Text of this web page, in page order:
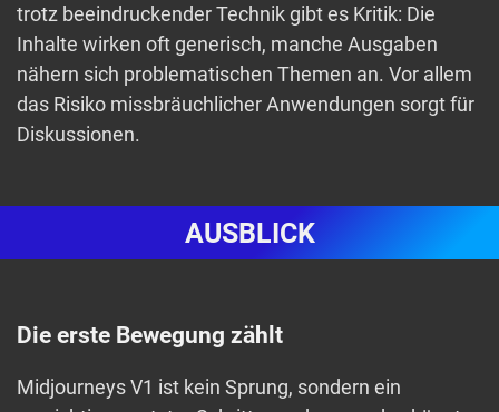
trotz beeindruckender Technik gibt es Kritik: Die
Inhalte wirken oft generisch, manche Ausgaben
nähern sich problematischen Themen an. Vor allem
das Risiko missbräuchlicher Anwendungen sorgt für
Diskussionen.
AUSBLICK
Die erste Bewegung zählt
Midjourneys V1 ist kein Sprung, sondern ein